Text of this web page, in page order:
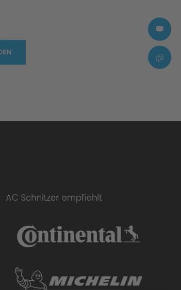
AC Schnitzer empfiehlt
@